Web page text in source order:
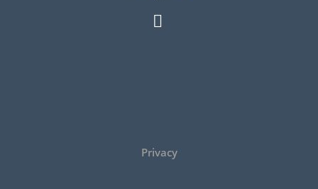
Privacy